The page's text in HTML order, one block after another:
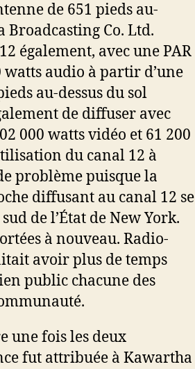
de 651 pieds au-
Broadcasting Co. Ltd.
également, avec une PAR
watts audio à partir d’une
au-dessus du sol
de diffuser avec
000 watts vidéo et 61 200
du canal 12 à
problème puisque la
diffusant au canal 12 se
de l’État de New York.
à nouveau. Radio-
avoir plus de temps
public chacune des
une fois les deux
fut attribuée à Kawartha